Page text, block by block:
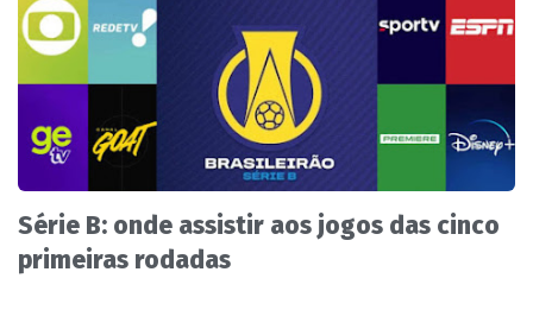
Série B: onde assistir aos jogos das cinco
primeiras rodadas